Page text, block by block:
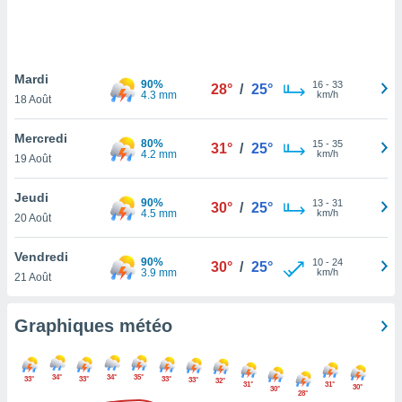
pas
de
à
cas,
que
sur le
que
ne
Mardi
18 Août
90%
4.3 mm
28° / 25° 16- 33
km/h
Mercredi
19 Août
80%
4.2 mm
31° / 25° 15- 35
km/h
Jeudi
20 Août
90%
4.5 mm
30° / 25° 13- 31
km/h
Vendredi
21 Août
90%
3.9 mm
30° / 25° 10- 24
km/h
Graphiques météo
33° 34° 33° 34° 35° 33° 33° 32° 31°
30°
28°
31° 30°